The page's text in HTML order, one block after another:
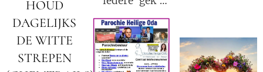
HOUD
DAGELIJKS
DE WITTE
STREPEN
kan
deurwaarder
worden; punt.